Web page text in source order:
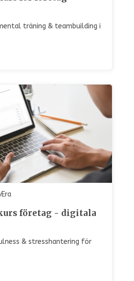
träning & teambuilding i
företag - digitala
& stresshantering för